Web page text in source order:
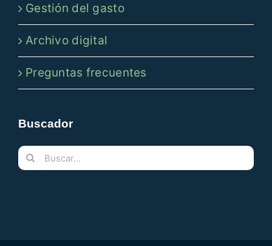
Gestión del gasto
Archivo digital
Preguntas frecuentes
Buscador
Buscar: